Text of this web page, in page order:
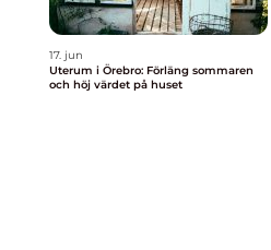
17. jun
Uterum i Örebro: Förläng sommaren
och höj värdet på huset